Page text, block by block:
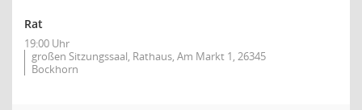
Rat
19:00 Uhr
großen Sitzungssaal, Rathaus, Am Markt 1, 26345
Bockhorn